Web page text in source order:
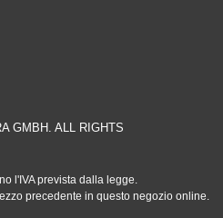
GMBH. ALL RIGHTS
l'IVA prevista dalla legge.
precedente in questo negozio online.